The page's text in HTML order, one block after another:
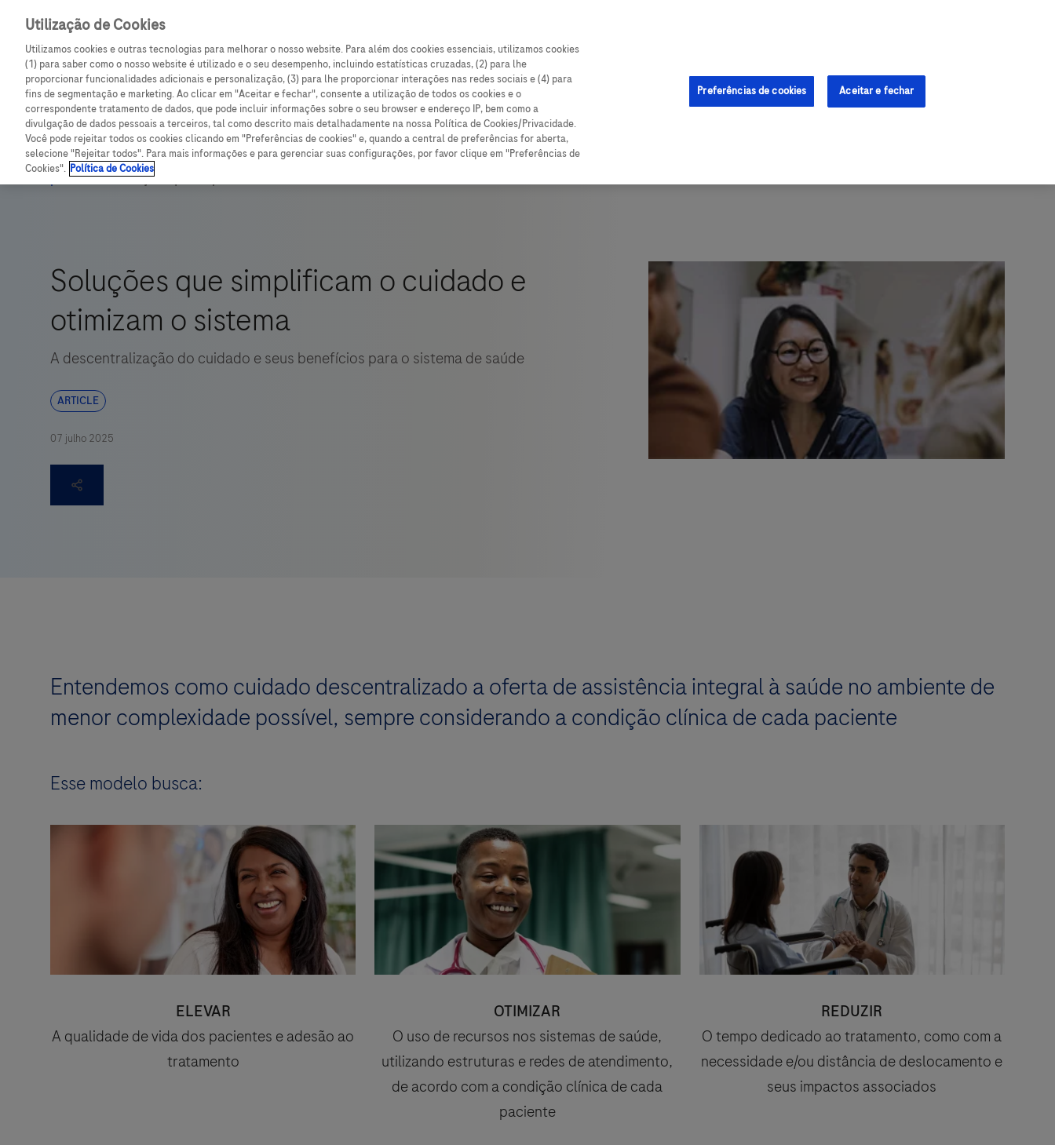
Descubra novos conteúdos exclusivos para a sua prática clínica
ARTICLE
A descentralização do cuidado e seus benefícios para o sistema de saúde
07 julho 2025
Entendemos como cuidado descentralizado a oferta de assistência integral à saúde no ambiente de
menor complexidade possível, sempre considerando a condição clínica de cada paciente
Esse modelo busca:
ELEVAR
A qualidade de vida dos pacientes e adesão ao
tratamento
OTIMIZAR
O uso de recursos nos sistemas de saúde,
utilizando estruturas e redes de atendimento,
de acordo com a condição clínica de cada
paciente
REDUZIR
O tempo dedicado ao tratamento, como com a
necessidade e/ou distância de deslocamento e
seus impactos associados
Utilização de Cookies
Utilizamos cookies e outras tecnologias para melhorar o nosso website. Para além dos cookies essenciais, utilizamos cookies
(1) para saber como o nosso website é utilizado e o seu desempenho, incluindo estatísticas cruzadas, (2) para lhe
proporcionar funcionalidades adicionais e personalização, (3) para lhe proporcionar interações nas redes sociais e (4) para
fins de segmentação e marketing. Ao clicar em "Aceitar e fechar", consente a utilização de todos os cookies e o
correspondente tratamento de dados, que pode incluir informações sobre o seu browser e endereço IP, bem como a
divulgação de dados pessoais a terceiros, tal como descrito mais detalhadamente na nossa Política de Cookies/Privacidade.
Você pode rejeitar todos os cookies clicando em "Preferências de cookies" e, quando a central de preferências for aberta,
selecione "Rejeitar todos". Para mais informações e para gerenciar suas configurações, por favor clique em "Preferências de
Cookies". Política de Cookies
Preferências de cookies Aceitar e fechar